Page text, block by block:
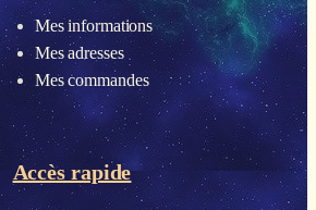
Mes informations
Mes adresses
Mes commandes
Accès rapide